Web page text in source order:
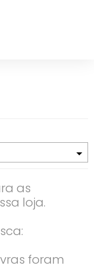
as
loja.
foram